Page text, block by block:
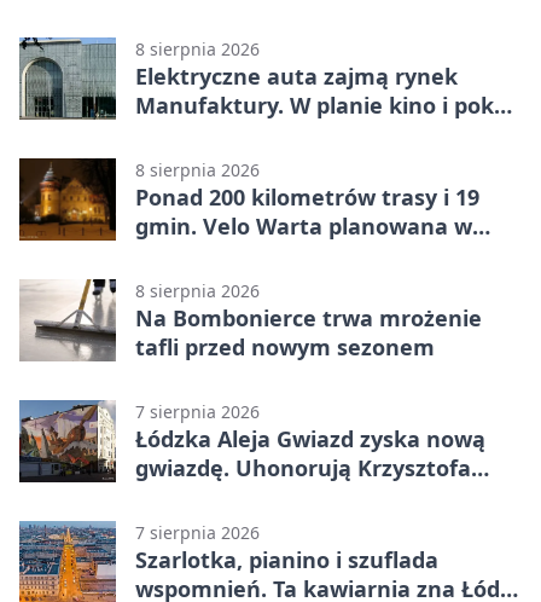
8 sierpnia 2026
Elektryczne auta zajmą rynek
Manufaktury. W planie kino i pokaz
8 sierpnia 2026
Ponad 200 kilometrów trasy i 19
gmin. Velo Warta planowana w
8 sierpnia 2026
Na Bombonierce trwa mrożenie
tafli przed nowym sezonem
7 sierpnia 2026
Łódzka Aleja Gwiazd zyska nową
gwiazdę. Uhonorują Krzysztofa
7 sierpnia 2026
Szarlotka, pianino i szuflada
wspomnień. Ta kawiarnia zna Łódź